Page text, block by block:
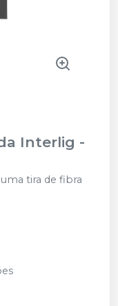
Interlig -
tira de fibra